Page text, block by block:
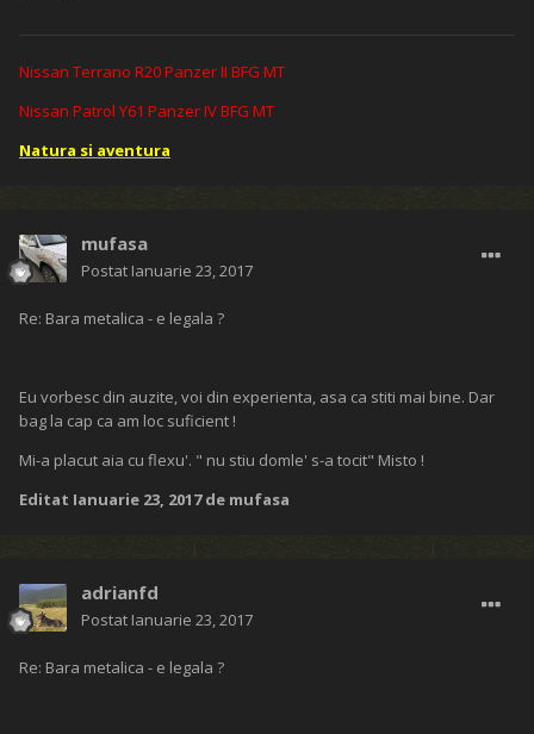
Nissan Terrano R20 Panzer II BFG MT
Nissan Patrol Y61 Panzer IV BFG MT
Natura si aventura
mufasa
Postat Ianuarie 23, 2017
Re: Bara metalica - e legala ?
Eu vorbesc din auzite, voi din experienta, asa ca stiti mai bine. Dar
bag la cap ca am loc suficient !
Mi-a placut aia cu flexu'. " nu stiu domle' s-a tocit" Misto !
Editat Ianuarie 23, 2017de mufasa
adrianfd
Postat Ianuarie 23, 2017
Re: Bara metalica - e legala ?